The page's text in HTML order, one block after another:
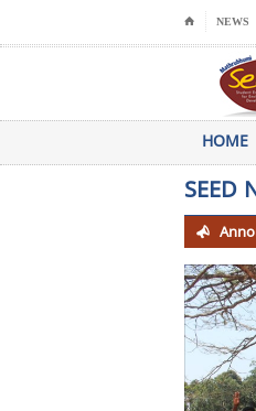
⌂ NEWS
HOME
SEED
സീഡ് 2025 -26 അധ്യായന